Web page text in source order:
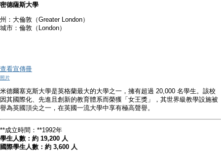
密德薩斯大學
州：大倫敦（Greater London）
城市：倫敦（London）
查看宣傳冊
照片
米德爾塞克斯大學是英格蘭最大的大學之一，擁有超過 20,000 名學生。該校
因其國際化、先進且創新的教育體系而榮獲「女王獎」，其世界級教學設施被
譽為英國頂尖之一，在英國一流大學中享有極高聲譽。
**成立時間：**1992年
學生人數：約 19,200 人
國際學生人數：約 3,600 人